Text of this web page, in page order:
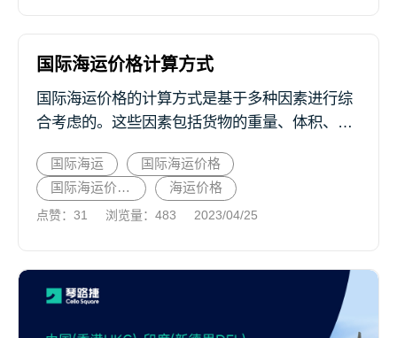
国际海运价格计算方式
国际海运价格的计算方式是基于多种因素进行综
合考虑的。这些因素包括货物的重量、体积、运
些因素会相互影响，从而导致不同的运费价格。
国际海运
国际海运价格
国际海运价格计算方式
海运价格
点赞：31 浏览量：483 2023/04/25